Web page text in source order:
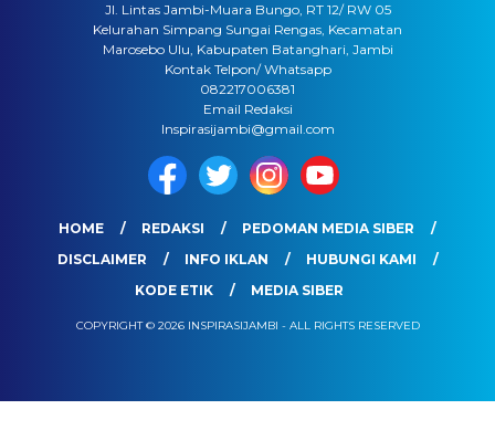
Jl. Lintas Jambi-Muara Bungo, RT 12/ RW 05
Kelurahan Simpang Sungai Rengas, Kecamatan
Marosebo Ulu, Kabupaten Batanghari, Jambi
Kontak Telpon/ Whatsapp
082217006381
Email Redaksi
Inspirasijambi@gmail.com
HOME REDAKSI
PEDOMAN MEDIA SIBER
DISCLAIMER
INFO IKLAN
HUBUNGI KAMI
KODE ETIK
MEDIA SIBER
COPYRIGHT © 2026 INSPIRASIJAMBI - ALL RIGHTS RESERVED